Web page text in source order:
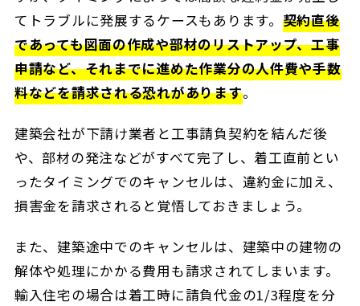
てトラブルに発展するケースもあります。 契約直後
であっても図面の作成や部材のリストアップ、工事
申請など、それまでに進めた作業分の人件費や手数
料などを請求される恐れがあります。
建築会社が下請け業者と工事請負契約を結んだ後
や、部材の発注などがすべて完了し、着工直前とい
ったタイミングでのキャンセルは、違約金に加え、
損害金を請求されると覚悟しておきましょう。
また、建築途中でのキャンセルは、建築中の建物の
解体や処理にかかる費用も請求されてしまいます。
輸入住宅の場合は着工時に請負代金の1/3程度を分